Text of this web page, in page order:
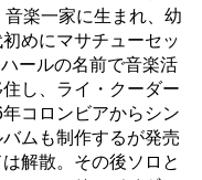
楽一家に生まれ、幼
めにマサチューセッ
ールの名前で音楽活
し、ライ・クーダー
コロンビアからシン
ムも制作するが発売
解散。その後ソロと